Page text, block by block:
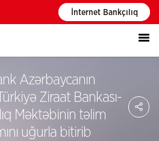
İnternet Bankçılıq
Azərbaycanın
Ziraat Bankası-
Məktəbinin təlim
uğurla bitirib